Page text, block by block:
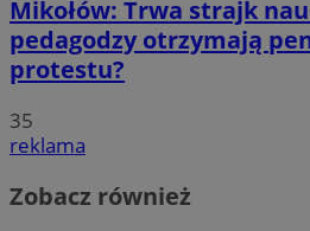
Mikołów: Trwa strajk
pedagodzy otrzymają
protestu?
35
reklama
Zobacz również